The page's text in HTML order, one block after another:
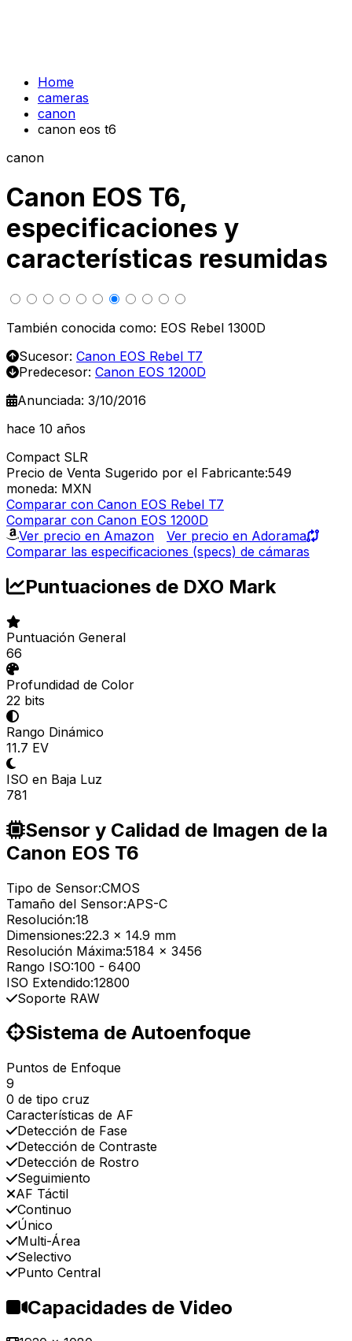
Home
cameras
canon
canon eos t6
canon
Canon EOS T6,
especificaciones y
características resumidas
También conocida como: EOS Rebel 1300D
Sucesor: Canon EOS Rebel T7
Predecesor: Canon EOS 1200D
Anunciada: 3/10/2016
hace 10 años
Compact SLR
Precio de Venta Sugerido por el Fabricante:549
moneda: MXN
Comparar con Canon EOS Rebel T7
Comparar con Canon EOS 1200D
Ver precio en Amazon
Ver precio en Adorama
Comparar las especificaciones (specs) de cámaras
Puntuaciones de DXO Mark
Puntuación General
66
Profundidad de Color
22 bits
Rango Dinámico
11.7 EV
ISO en Baja Luz
781
Sensor y Calidad de Imagen de la
Canon EOS T6
Tipo de Sensor:CMOS
Tamaño del Sensor:APS-C
Resolución:18
Dimensiones:22.3 x 14.9 mm
Resolución Máxima:5184 x 3456
Rango ISO:100 - 6400
ISO Extendido:12800
Soporte RAW
Sistema de Autoenfoque
Puntos de Enfoque
9
0 de tipo cruz
Características de AF
Detección de Fase
Detección de Contraste
Detección de Rostro
Seguimiento
AF Táctil
Continuo
Único
Multi-Área
Selectivo
Punto Central
Capacidades de Video